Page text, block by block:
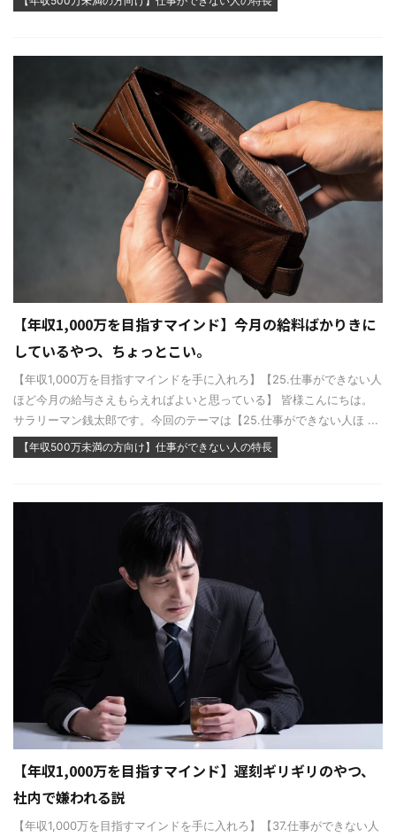
【年収1,000万を目指すマインド】今月の給料ばかりきに
しているやつ、ちょっとこい。
【年収1,000万を目指すマインドを手に入れろ】【25.仕事ができない人
ほど今月の給与さえもらえればよいと思っている】 皆様こんにちは。
サラリーマン銭太郎です。今回のテーマは【25.仕事ができない人ほ ...
【年収500万未満の方向け】仕事ができない人の特長
【年収1,000万を目指すマインド】遅刻ギリギリのやつ、
社内で嫌われる説
【年収1,000万を目指すマインドを手に入れろ】【37.仕事ができない人